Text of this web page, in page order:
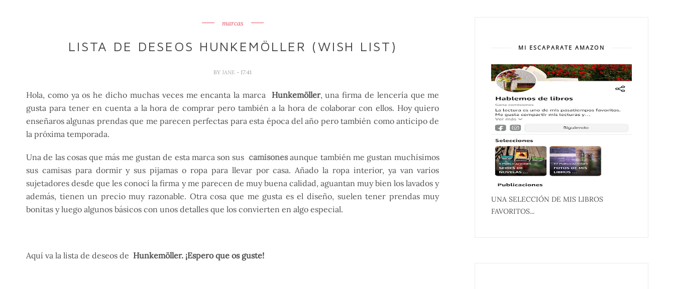
marcas
LISTA DE DESEOS HUNKEMÖLLER (WISH LIST)
BYJANE - 17:41
Hola, como ya os he dicho muchas veces me encanta la marca Hunkemöller, una firma de lencería que me
gusta para tener en cuenta a la hora de comprar pero también a la hora de colaborar con ellos. Hoy quiero
enseñaros algunas prendas que me parecen perfectas para esta época del año pero también como anticipo de
la próxima temporada.
Una de las cosas que más me gustan de esta marca son sus camisonesaunque también me gustan muchísimos
sus camisas para dormir y sus pijamas o ropa para llevar por casa. Añado la ropa interior, ya van varios
sujetadores desde que les conocí la firma y me parecen de muy buena calidad, aguantan muy bien los lavados y
además, tienen un precio muy razonable. Otra cosa que me gusta es el diseño, suelen tener prendas muy
bonitas y luego algunos básicos con unos detalles que los convierten en algo especial.
Aquí va la lista de deseos de Hunkemöller. ¡Espero que os guste!
MI ESCAPARATE AMAZON
UNA SELECCIÓN DE MIS LIBROS
FAVORITOS...